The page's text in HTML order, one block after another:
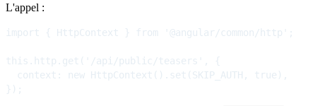
L'appel :
import { HttpContext } from '@angular/common/http';
this.http.get('/api/public/teasers', {
  context: new HttpContext().set(SKIP_AUTH, true),